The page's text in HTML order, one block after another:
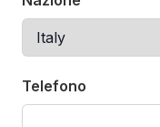
Telefono